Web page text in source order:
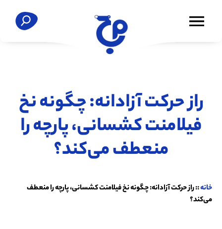
راز حرکت آزادانه: چگونه نخ
فیلامنت کشسانی، پارچه را
منعطف می‌کند؟
خانه::راز حرکت آزادانه: چگونه نخ فیلامنت کشسانی، پارچه را منعطف
می‌کند؟